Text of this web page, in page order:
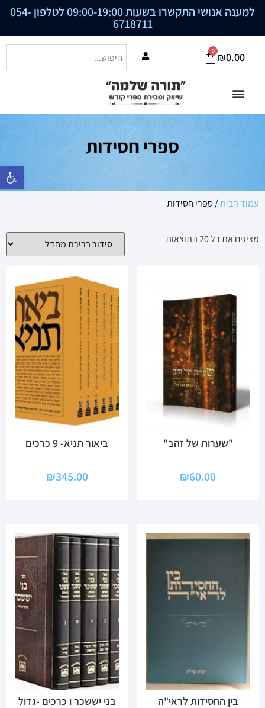
פתח סרגל
למענה אנושי התקשרו בשעות 09:00-19:00 לטלפון 054-
6718711
₪0.00
0
ספרי חסידות
עמוד הבית/ ספרי חסידות
מציגים את כל ⁦20⁩ התוצאות
"שערות של זהב"
₪60.00
ביאור תניא- 9 כרכים
₪345.00
בין החסידות לראי"ה בני יששכר ו כרכים -גדול